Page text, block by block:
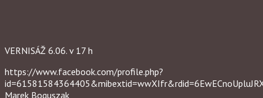
VERNISÁŽ 6.06. v 17 h
https://www.facebook.com/profile.php?
Marek Boguszak